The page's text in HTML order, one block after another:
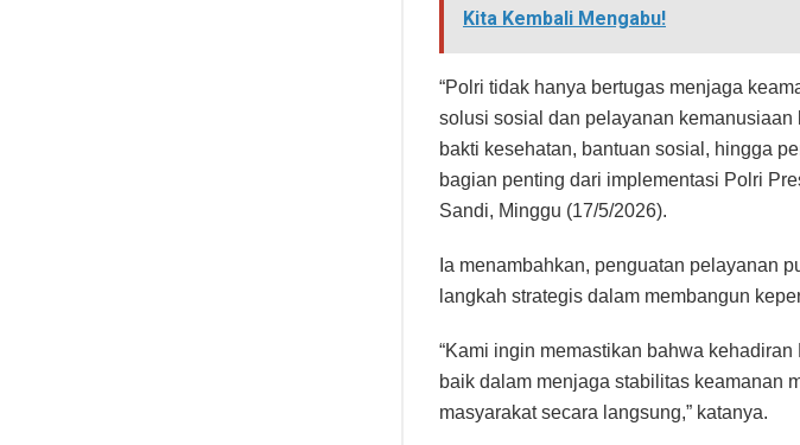
Kita Kembali Mengabu!
“Polri tidak hanya bertugas menjaga
solusi sosial dan pelayanan
bakti kesehatan, bantuan sosial, hingga
bagian penting dari implementasi Polri
Sandi, Minggu (17/5/2026).
Ia menambahkan, penguatan pelayanan
langkah strategis dalam membangun
“Kami ingin memastikan bahwa
baik dalam menjaga stabilitas keamanan
masyarakat secara langsung,” katanya.